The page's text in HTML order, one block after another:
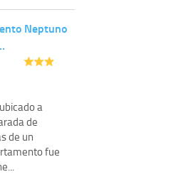
Neptuno
a
de
de un
fue